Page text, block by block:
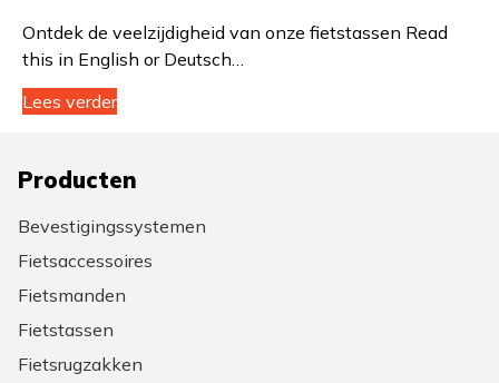
Ontdek de veelzijdigheid van onze fietstassen Read
this in English or Deutsch…
Lees verder
Producten
Bevestigingssystemen
Fietsaccessoires
Fietsmanden
Fietstassen
Fietsrugzakken